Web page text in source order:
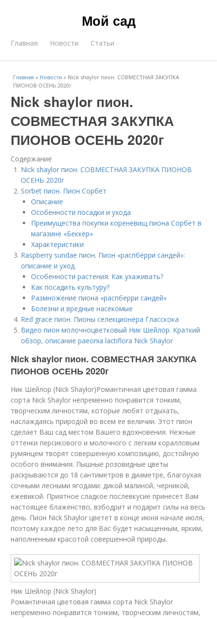
Мой сад
Главная Новости Статьи
Главная » Новости » Nick shaylor пион. СОВМЕСТНАЯ ЗАКУПКА
ПИОНОВ ОСЕНЬ 2020г
Nick shaylor пион.
СОВМЕСТНАЯ ЗАКУПКА
ПИОНОВ ОСЕНЬ 2020г
Содержание
Nick shaylor пион. СОВМЕСТНАЯ ЗАКУПКА ПИОНОВ
ОСЕНЬ 2020г
Sorbet пион. Пион Сорбет
Описание
Особенности посадки и ухода
Преимущества покупки кореневищ пиона Сорбет в
магазине «Беккер»
Характеристики
Raspberry sundae пион. Пион «распберри сандей»:
описание и уход
Особенности растения. Как ухаживать?
Как посадить культуру?
Размножение пиона «распберри сандей»
Болезни и вредные насекомые
Red grace пион. Пионы селекционера Гласскока
Видео пион молочноцветковый Ник Шейлор. Краткий
обзор, описание paeonia lactiflora Nick Shaylor
Nick shaylor пион. СОВМЕСТНАЯ ЗАКУПКА
ПИОНОВ ОСЕНЬ 2020г
Ник Шейлор (Nick Shaylor)Романтичная цветовая гамма
сорта Nick Shaylor непременно понравится тонким,
творческим личностям, которые любят отдыхать,
наслаждаясь природой во всем ее величии. Этот пион
сделает Ваш сад местом Вашего вдохновения. Нежные
оттенки персикового и молочного с легким коралловым
румянцем творят совершенную композицию, достойную
особого внимания. Пышные розовидные цветы
раскрываются до 18 сантиметров в диаметре, благоухая
сочными лесными ягодами: дикой малиной, черникой,
ежевикой. Приятное сладкое послевкусие принесет Вам
настоящее блаженство, взбодрит и подарит силы на весь
день. Пион Nick Shaylor цветет в конце июня начале июля,
поэтому каждое лето для Вас будет насыщенным, ярким,
наполненным красотой совершенной природы.
Ник Шейлор (Nick Shaylor)
Романтичная цветовая гамма сорта Nick Shaylor
непременно понравится тонким, творческим личностям,